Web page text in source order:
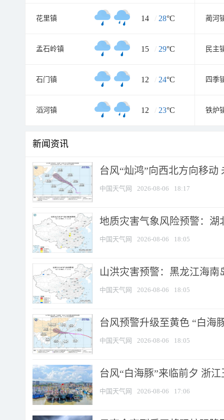
花里镇 14 / 28°C 蔺河
孟石岭镇 15 / 29°C 民主
石门镇 12 / 24°C 四季
滔河镇 12 / 23°C 铁炉
新闻资讯
台风“灿鸿”向西北方向移动
中国天气网 2026-08-06 18:17
地质灾害气象风险预警：湖
中国天气网 2026-08-06 18:05
山洪灾害预警：黑龙江海
中国天气网 2026-08-06 18:05
台风预警升级至黄色 “白海
中国天气网 2026-08-06 18:05
台风“白海豚”来临前夕 浙
中国天气网 2026-08-06 17:06